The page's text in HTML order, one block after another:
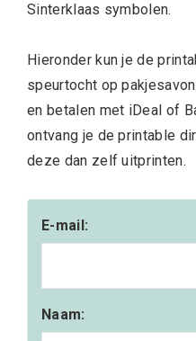
Sinterklaas symbolen.
Hieronder kun je de
speurtocht op
en betalen met iDeal of
ontvang je de printable
deze dan zelf uitprinten.
E-mail:
Naam: